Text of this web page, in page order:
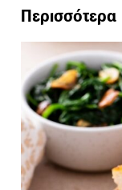
Περισσότερα